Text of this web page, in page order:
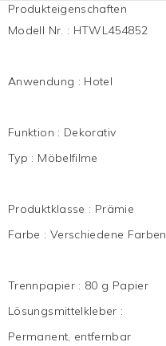
Produkteigenschaften
Modell Nr. : HTWL454852
Anwendung : Hotel
Funktion : Dekorativ
Typ : Möbelfilme
Produktklasse : Prämie
Farbe : Verschiedene Farben
Trennpapier : 80 g Papier
Lösungsmittelkleber :
Permanent, entfernbar